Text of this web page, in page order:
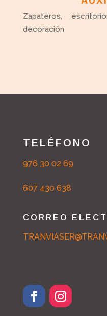
Zapateros,
decoración
TELÉFONO
976 30 02 69
607 430 638
CORREO